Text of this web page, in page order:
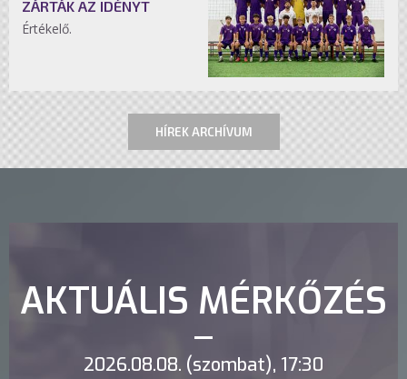
ZÁRTÁK AZ IDÉNYT
Értékelő.
HÍREK ARCHÍVUM
AKTUÁLIS MÉRKŐZÉS
2026.08.08. (szombat), 17:30